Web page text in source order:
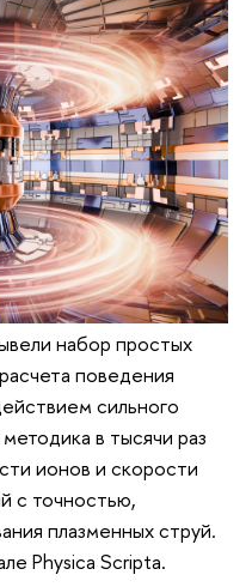
набор простых
поведения
сильного
в тысячи раз
ионов и скорости
с точностью,
плазменных струй.
Physica Scripta.